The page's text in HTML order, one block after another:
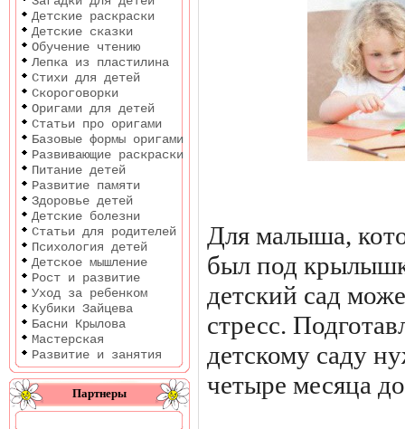
Детские раскраски
Детские сказки
Обучение чтению
Лепка из пластилина
Стихи для детей
Скороговорки
Оригами для детей
Статьи про оригами
Базовые формы оригами
Развивающие раскраски
Питание детей
Развитие памяти
Здоровье детей
Детские болезни
Статьи для родителей
Психология детей
Детское мышление
Рост и развитие
Уход за ребенком
Кубики Зайцева
Басни Крылова
Мастерская
Развитие и занятия
Партнеры
Для малыша,
был под
детский сад
стресс.
детскому саду
четыре месяца